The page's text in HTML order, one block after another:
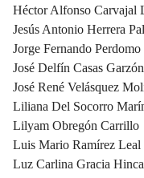
Héctor Alfonso Carvajal
Jesús Antonio Herrera
Jorge Fernando Perdomo
José Delfín Casas Garzón
José René Velásquez
Liliana Del Socorro
Lilyam Obregón Carrillo
Luis Mario Ramírez Leal
Luz Carlina Gracia